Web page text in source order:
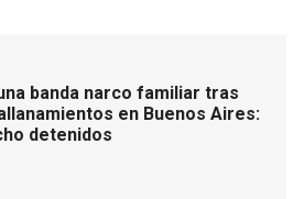
banda narco familiar tras
en Buenos Aires:
detenidos